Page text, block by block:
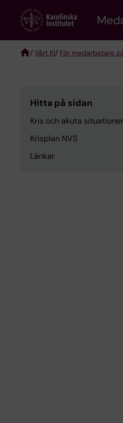
content
/ Vårt KI/ För medarbetare
Hitta på sidan
Kris och akuta situationer
Krisplan NVS
Länkar